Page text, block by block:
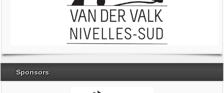
Sponsors